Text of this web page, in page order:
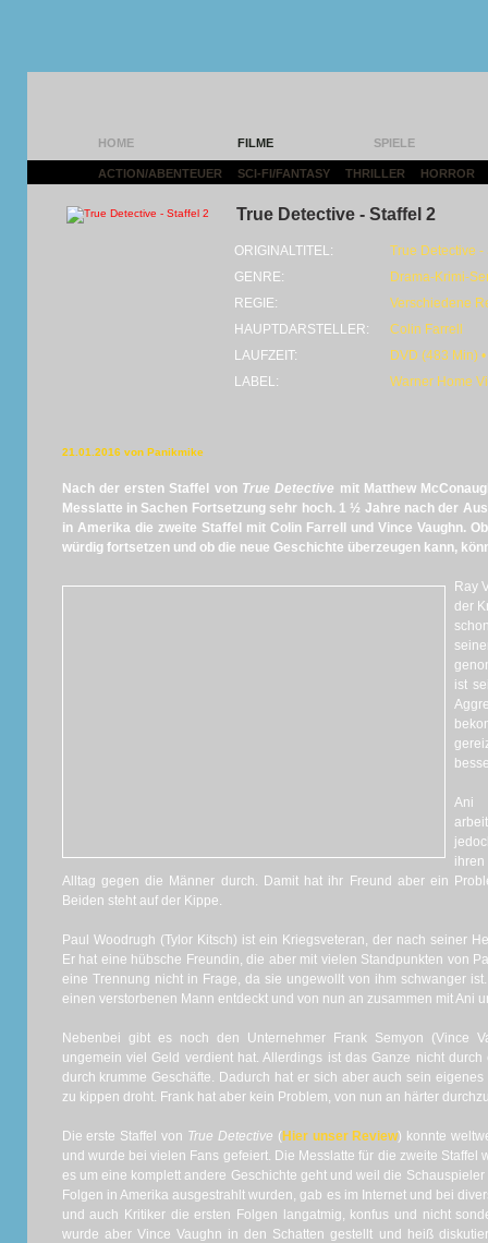
HOME FILME SPIELE
ACTION/ABENTEUER SCI-FI/FANTASY THRILLER HORROR
True Detective - Staffel 2
ORIGINALTITEL:
True Detective -
GENRE:
Drama-Krimi-
REGIE:
Verschiedene
HAUPTDARSTELLER:
Colin Farrell
LAUFZEIT:
DVD (483 Min)
LABEL:
Warner Home
21.01.2016 von Panikmike
Nach der ersten Staffel von True Detective mit Matthew
Messlatte in Sachen Fortsetzung sehr hoch. 1 ½ Jahre nach der
in Amerika die zweite Staffel mit Colin Farrell und Vince Vaughn.
würdig fortsetzen und ob die neue Geschichte überzeugen kann,
Ray
der
ist
Ani
ihren
Alltag gegen die Männer durch. Damit hat ihr Freund aber ein
Beiden steht auf der Kippe.
Paul Woodrugh (Tylor Kitsch) ist ein Kriegsveteran, der nach seiner
Er hat eine hübsche Freundin, die aber mit vielen Standpunkten von
eine Trennung nicht in Frage, da sie ungewollt von ihm schwanger
einen verstorbenen Mann entdeckt und von nun an zusammen mit Ani
Nebenbei gibt es noch den Unternehmer Frank Semyon (Vince
ungemein viel Geld verdient hat. Allerdings ist das Ganze nicht
durch krumme Geschäfte. Dadurch hat er sich aber auch sein
zu kippen droht. Frank hat aber kein Problem, von nun an härter
Die erste Staffel von True Detective (Hier unser Review) konnte
und wurde bei vielen Fans gefeiert. Die Messlatte für die zweite Staffel
es um eine komplett andere Geschichte geht und weil die
Folgen in Amerika ausgestrahlt wurden, gab es im Internet und bei
und auch Kritiker die ersten Folgen langatmig, konfus und nicht
wurde aber Vince Vaughn in den Schatten gestellt und heiß